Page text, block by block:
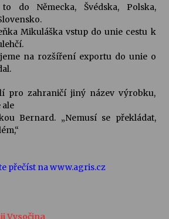
koncerty ve Stromovce: Rufus Miller
7. 2026
7. 2026
7. 2026
do Německa, Švédska, Polska,
Mikuláška vstup do unie cestu k
na rozšíření exportu do unie o
pro zahraničí jiný název výrobku,
Bernard. „Nemusí se překládat,
přečíst na www.agris.cz
Vysočina